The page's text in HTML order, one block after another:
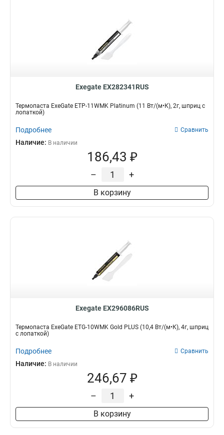
Exegate EX282341RUS
Термопаста ExeGate ETP-11WMK Platinum (11 Вт/(м•К), 2г, шприц с
лопаткой)
Подробнее Сравнить
Наличие: В наличии
186,43 ₽
– +
В корзину
Exegate EX296086RUS
Термопаста ExeGate ETG-10WMK Gold PLUS (10,4 Вт/(м•К), 4г, шприц
с лопаткой)
Подробнее Сравнить
Наличие: В наличии
246,67 ₽
– +
В корзину